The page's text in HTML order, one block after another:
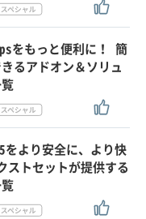
をもっと便利に！ 簡
るアドオン＆ソリュ
より安全に、より快
トセットが提供する